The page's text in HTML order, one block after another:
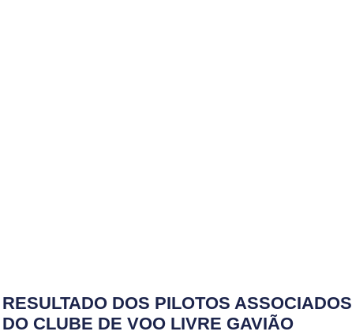
RESULTADO DOS PILOTOS ASSOCIADOS
DO CLUBE DE VOO LIVRE GAVIÃO